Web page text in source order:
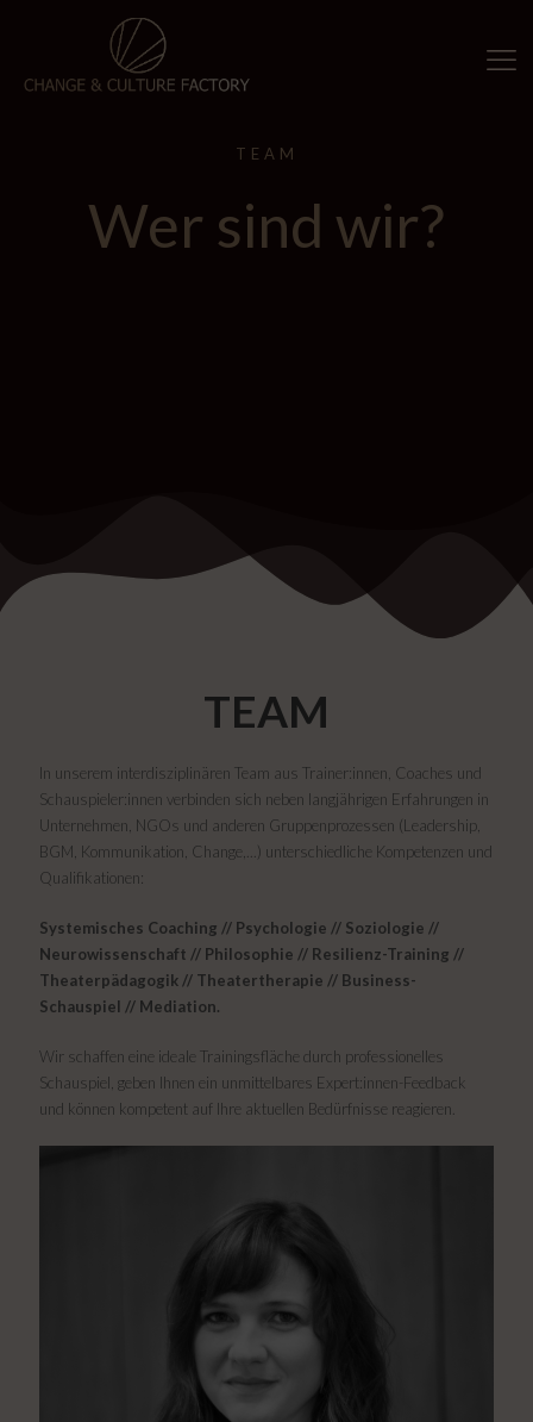
TEAM
Wer sind wir?
TEAM
In unserem interdisziplinären Team aus Trainer:innen, Coaches und
Schauspieler:innen verbinden sich neben langjährigen Erfahrungen in
Unternehmen, NGOs und anderen Gruppenprozessen (Leadership,
BGM, Kommunikation, Change,...) unterschiedliche Kompetenzen und
Qualifikationen:
Systemisches Coaching // Psychologie // Soziologie //
Neurowissenschaft // Philosophie // Resilienz-Training //
Theaterpädagogik // Theatertherapie // Business-
Schauspiel // Mediation.
Wir schaffen eine ideale Trainingsfläche durch professionelles
Schauspiel, geben Ihnen ein unmittelbares Expert:innen-Feedback
und können kompetent auf Ihre aktuellen Bedürfnisse reagieren.